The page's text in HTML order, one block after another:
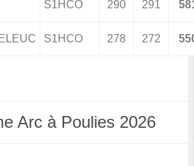
S1HCO 290 291
S1HCO 278 272
Arc à Poulies 2026